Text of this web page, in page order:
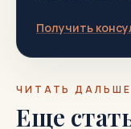
Получить
ЧИТАТЬ ДАЛЬШЕ
Еще